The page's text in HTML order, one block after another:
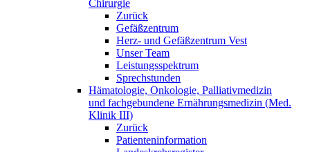
Chirurgie
Zurück
Gefäßzentrum
Herz- und Gefäßzentrum Vest
Unser Team
Leistungsspektrum
Sprechstunden
Hämatologie, Onkologie, Palliativmedizin
und fachgebundene Ernährungsmedizin (Med.
Klinik III)
Zurück
Patienteninformation